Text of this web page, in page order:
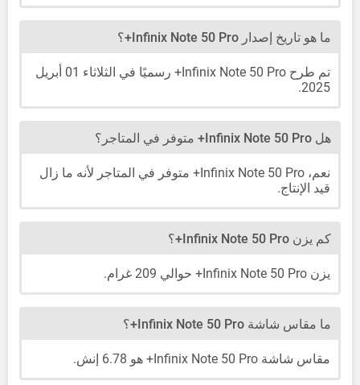
ما هو تاريخ إصدار Infinix Note 50 Pro+؟
تم طرح Infinix Note 50 Pro+ رسميًا في الثلاثاء 01 أبريل
2025.
هل Infinix Note 50 Pro+ متوفر في المتاجر؟
نعم، Infinix Note 50 Pro+ متوفر في المتاجر لأنه ما زال
قيد الإنتاج.
كم يزن Infinix Note 50 Pro+؟
يزن Infinix Note 50 Pro+ حوالي 209 غرام.
ما مقاس شاشة Infinix Note 50 Pro+؟
مقاس شاشة Infinix Note 50 Pro+ هو 6.78 إنش.